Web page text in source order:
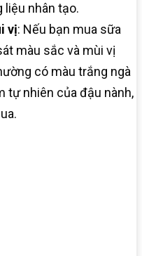
liệu nhân tạo.
vị: Nếu bạn mua sữa
màu sắc và mùi vị
có màu trắng ngà
tự nhiên của đậu nành,